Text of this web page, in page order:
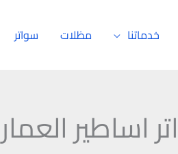
خدماتنا مظلات سواتر
اساطير العمار